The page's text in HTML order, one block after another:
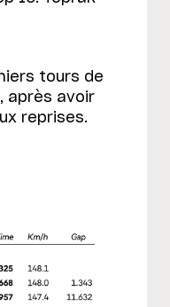
tours de
après avoir
reprises.